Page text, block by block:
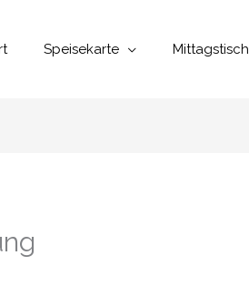
Speisekarte Mittagstisch